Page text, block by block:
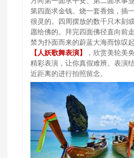
第四面求金钱。烧一套香烛，插
很灵的。四周摆放的数千只木刻
愿给佛的。拜完四面佛径直向前
禁为扑面而来的蔚蓝大海而惊叹
【人妖歌舞表演】
，欣赏美轮美
精彩表演，让你真假难辨。表演
近距离的进行拍照留念。